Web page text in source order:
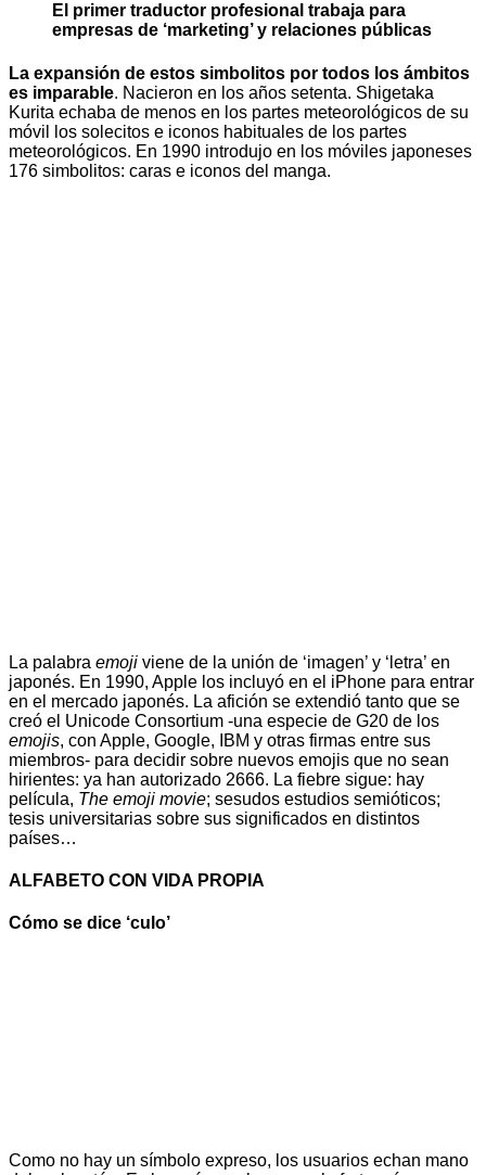
El primer traductor profesional trabaja para
empresas de ‘marketing’ y relaciones públicas
La expansión de estos simbolitos por todos los ámbitos
es imparable. Nacieron en los años setenta. Shigetaka
Kurita echaba de menos en los partes meteorológicos de su
móvil los solecitos e iconos habituales de los partes
meteorológicos. En 1990 introdujo en los móviles japoneses
176 simbolitos: caras e iconos del manga.
La palabra emoji viene de la unión de ‘imagen’ y ‘letra’ en
japonés. En 1990, Apple los incluyó en el iPhone para entrar
en el mercado japonés. La afición se extendió tanto que se
creó el Unicode Consortium -una especie de G20 de los
emojis, con Apple, Google, IBM y otras firmas entre sus
miembros- para decidir sobre nuevos emojis que no sean
hirientes: ya han autorizado 2666. La fiebre sigue: hay
película, The emoji movie; sesudos estudios semióticos;
tesis universitarias sobre sus significados en distintos
países…
ALFABETO CON VIDA PROPIA
Cómo se dice ‘culo’
Como no hay un símbolo expreso, los usuarios echan mano